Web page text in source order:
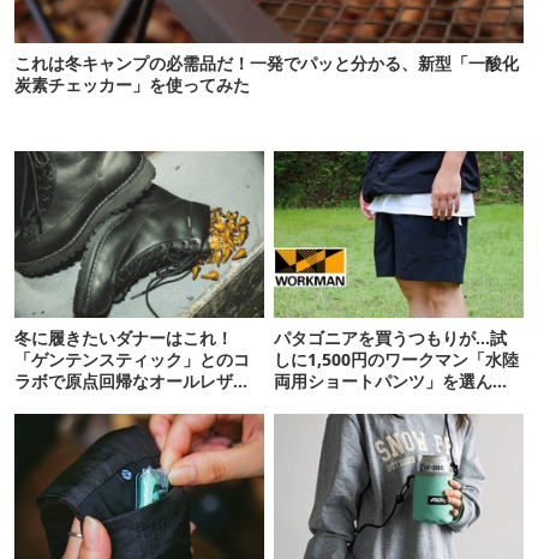
これは冬キャンプの必需品だ！一発でパッと分かる、新型「一酸化
炭素チェッカー」を使ってみた
冬に履きたいダナーはこれ！
「ゲンテンスティック」とのコ
ラボで原点回帰なオールレザー
パタゴニアを買うつもりが…試
しに1,500円のワークマン「水陸
両用ショートパンツ」を選んだ